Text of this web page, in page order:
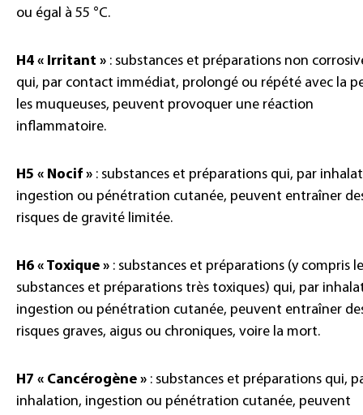
ou égal à 55 °C.
H4 « Irritant » : substances et préparations non
qui, par contact immédiat, prolongé ou répété avec la
les muqueuses, peuvent provoquer une réaction
inflammatoire.
H5 « Nocif » : substances et préparations qui, par
ingestion ou pénétration cutanée, peuvent entraîner
risques de gravité limitée.
H6 « Toxique » : substances et préparations (y compris
substances et préparations très toxiques) qui, par
ingestion ou pénétration cutanée, peuvent entraîner
risques graves, aigus ou chroniques, voire la mort.
H7 « Cancérogène » : substances et préparations qui,
inhalation, ingestion ou pénétration cutanée, peuvent